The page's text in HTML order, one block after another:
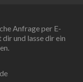
Anfrage per E-
und lasse dir ein